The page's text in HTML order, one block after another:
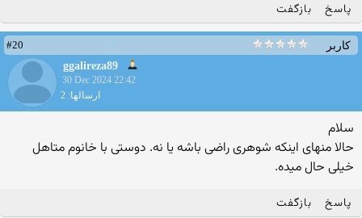
پاسخ بازگفت
کاربر
#20
ggalireza89
30 Dec 2024 22:42
ارسالها: 2
سلام
حالا منهای اینکه شوهری راضی باشه یا نه. دوستی با خانوم متاهل
خیلی حال میده.
پاسخ بازگفت